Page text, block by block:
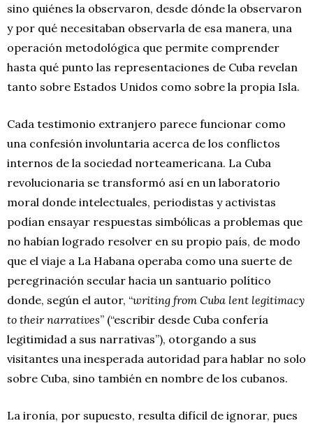
sino quiénes la observaron, desde dónde la observaron
y por qué necesitaban observarla de esa manera, una
operación metodológica que permite comprender
hasta qué punto las representaciones de Cuba revelan
tanto sobre Estados Unidos como sobre la propia Isla.
Cada testimonio extranjero parece funcionar como
una confesión involuntaria acerca de los conflictos
internos de la sociedad norteamericana. La Cuba
revolucionaria se transformó así en un laboratorio
moral donde intelectuales, periodistas y activistas
podían ensayar respuestas simbólicas a problemas que
no habían logrado resolver en su propio país, de modo
que el viaje a La Habana operaba como una suerte de
peregrinación secular hacia un santuario político
donde, según el autor, “writing from Cuba lent legitimacy
to their narratives” (“escribir desde Cuba confería
legitimidad a sus narrativas”), otorgando a sus
visitantes una inesperada autoridad para hablar no solo
sobre Cuba, sino también en nombre de los cubanos.
La ironía, por supuesto, resulta difícil de ignorar, pues